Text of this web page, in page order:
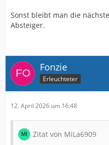
Sonst bleibt man die
Absteiger.
Fonzie
Erleuchteter
12. April 2026 um 16:48
Zitat von MiLa6909